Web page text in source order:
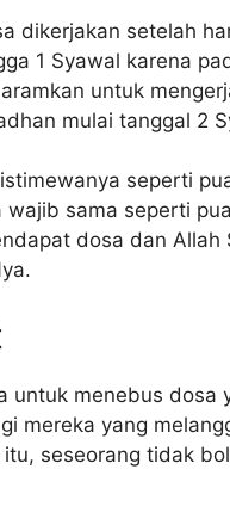
dikerjakan setelah
1 Syawal karena
untuk
mulai tanggal 2
seperti
wajib sama seperti
dosa dan Allah
untuk menebus dosa
mereka yang
seseorang tidak